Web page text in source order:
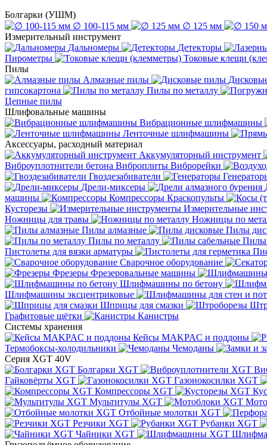
Болгарки (УШМ)
∅ 100-115 мм
∅ 125 мм
Измерительный инструмент
Дальномеры
Детекторы
Пирометры
Токовые клещи
Пилы
Алмазные пилы
гипсокартона
Пилы по металлу
Цепные пилы
Шлифовальные машины
Вибрационные шлифмашины
Ленточные шлифмашины
Аксессуары, расходный материал
Аккумуляторный инструмент
Виброуплотнители бетона Виброплиты Виброрейки
Гвоздезабиватели
Дрели-миксеры
машины
Компрессоры Краскопульты
Кусторезы
Измерительные
Ножницы для травы
Ножницы по
Пилы алмазные
Пилы
Пилы по металлу
Пилы
Пистолеты для вязки арматуры
Сварочное оборудование
Фрезеры Фрезеровальные машины
Шлифмашины по бетону
Шлифмашины эксцентриковые
Шприцы для смазки
Графитовые щётки
Канистры
Системы хранения
Кейсы MAKPAC и поддоны
Термобоксы-холодильники
Чемоданы
Серия XGT 40V
Болгарки XGT
Гайковёрты XGT
Газонокосилки XGT
Компрессоры XGT
Мультитулы XGT
Отбойные молотки XGT
Резчики XGT
Рубанки XGT
Чайники XGT